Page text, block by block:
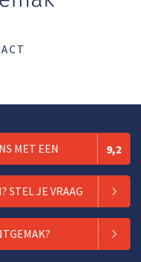
MET EEN 9,2
STEL JE VRAAG